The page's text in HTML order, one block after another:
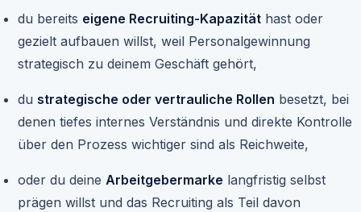
du bereits eigene Recruiting-Kapazitäthast oder
gezielt aufbauen willst, weil Personalgewinnung
strategisch zu deinem Geschäft gehört,
du strategische oder vertrauliche Rollen besetzt, bei
denen tiefes internes Verständnis und direkte Kontrolle
über den Prozess wichtiger sind als Reichweite,
oder du deine Arbeitgebermarke langfristig selbst
prägen willst und das Recruiting als Teil davon